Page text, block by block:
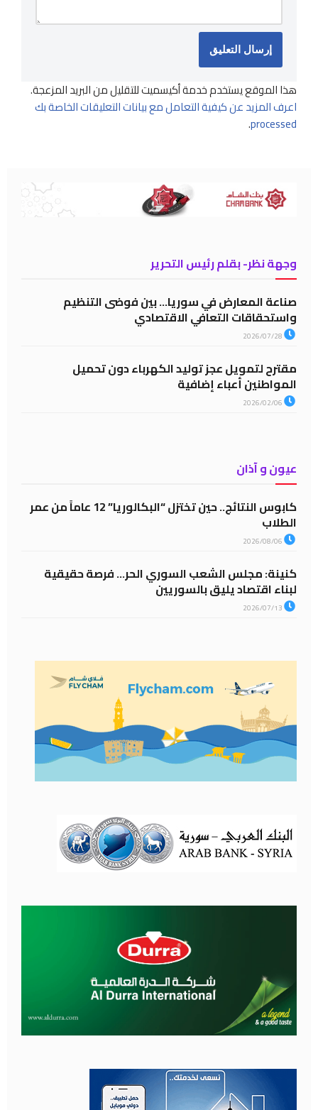
هذا الموقع يستخدم خدمة أكيسميت للتقليل من البريد المزعجة.
اعرف المزيد عن كيفية التعامل مع بيانات التعليقات الخاصة بك
processed
.
وجهة نظر- بقلم رئيس التحرير
صناعة المعارض في سوريا… بين فوضى التنظيم
واستحقاقات التعافي الاقتصادي
مقترح لتمويل عجز توليد الكهرباء دون تحميل
المواطنين أعباء إضافية
عيون و آذان
كابوس النتائج.. حين تختزل “البكالوريا” 12 عاماً من عمر
الطلاب
كنينة: مجلس الشعب السوري الحر… فرصة حقيقية
لبناء اقتصاد يليق بالسوريين